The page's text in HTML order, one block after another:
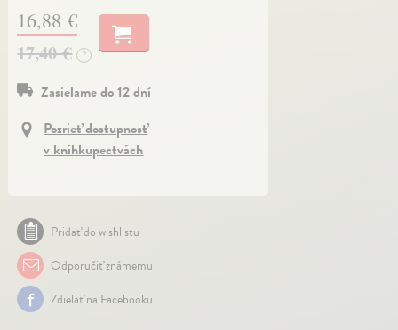
16,88 €
17,40 €
?
Zasielame do 12 dní
Pozrieť dostupnosť
v kníhkupectvách
Pridať do wishlistu
Odporučiť známemu
Zdielať na Facebooku